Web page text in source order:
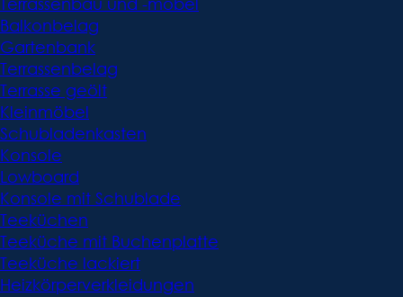
Balkonbelag
Gartenbank
Terrassenbelag
Terrasse geölt
Kleinmöbel
Schubladenkasten
Konsole
Lowboard
Konsole mit Schublade
Teeküchen
Teeküche mit Buchenplatte
Teeküche lackiert
Heizkörperverkleidungen